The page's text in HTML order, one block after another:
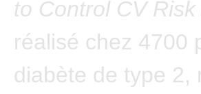
to Control CV
réalisé chez 4700
diabète de type 2,